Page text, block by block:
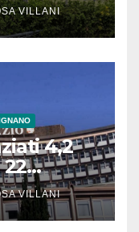
VILLANI
4,2
VILLANI